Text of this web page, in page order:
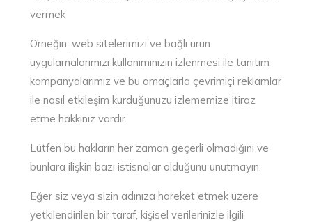
vermek
Örneğin, web sitelerimizi ve bağlı ürün
uygulamalarımızı kullanımınızın izlenmesi ile tanıtım
kampanyalarımız ve bu amaçlarla çevrimiçi reklamlar
ile nasıl etkileşim kurduğunuzu izlememize itiraz
etme hakkınız vardır.
Lütfen bu hakların her zaman geçerli olmadığını ve
bunlara ilişkin bazı istisnalar olduğunu unutmayın.
Eğer siz veya sizin adınıza hareket etmek üzere
yetkilendirilen bir taraf, kişisel verilerinizle ilgili